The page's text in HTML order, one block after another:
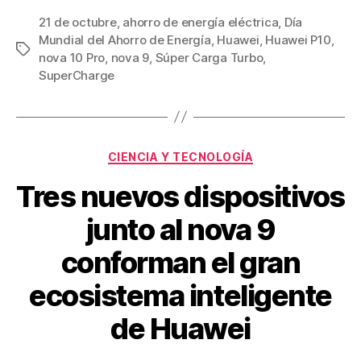
c
e
b
o
tt
er
ail er
e
m
p
Etiquetas
21 de octubre, ahorro de energía eléctrica, Día
Mundial del Ahorro de Energía, Huawei, Huawei P10,
nova 10 Pro, nova 9, Súper Carga Turbo,
SuperCharge
Categorías
CIENCIA Y TECNOLOGÍA
Tres nuevos dispositivos
junto al nova 9
conforman el gran
ecosistema inteligente
de Huawei